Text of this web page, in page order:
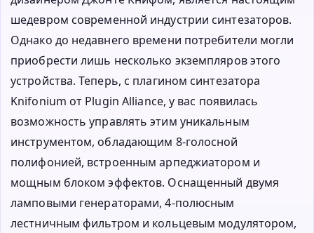
шедевром современной индустрии синтезаторов.
Однако до недавнего времени потребители могли
приобрести лишь несколько экземпляров этого
устройства. Теперь, с плагином синтезатора
Knifonium от Plugin Alliance, у вас появилась
возможность управлять этим уникальным
инструментом, обладающим 8-голосной
полифонией, встроенным арпеджиатором и
мощным блоком эффектов. Оснащенный двумя
ламповыми генераторами, 4-полюсным
лестничным фильтром и кольцевым модулятором,